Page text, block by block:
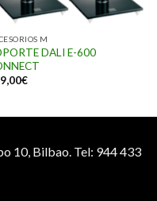
M
DALI E-600
€
10, Bilbao. Tel: 944 433